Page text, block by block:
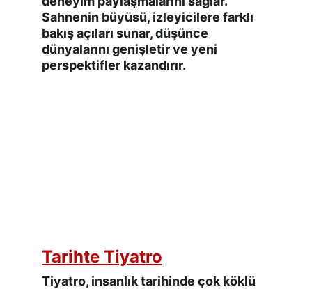
Sahnenin büyüsü, izleyicilere farklı
bakış açıları sunar, düşünce
dünyalarını genişletir ve yeni
perspektifler kazandırır.
Tarihte Tiyatro
Tiyatro, insanlık tarihinde çok köklü